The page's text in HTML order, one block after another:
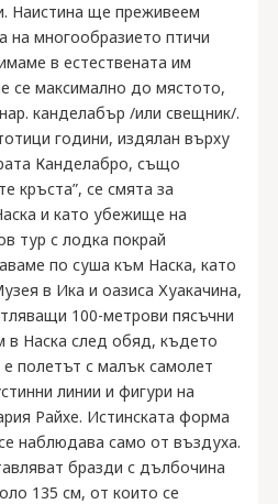
Наистина ще преживеем
на многообразието птичи
в естествената им
се максимално до мястото,
канделабър /или свещник/.
години, издялан върху
Канделабро, също
кръста”, се смята за
и като убежище на
тур с лодка покрай
по суша към Наска, като
в Ика и оазиса Хуакачина,
100-метрови пясъчни
Наска след обяд, където
полетът с малък самолет
линии и фигури на
Райхе. Истинската форма
наблюдава само от въздуха.
бразди с дълбочина
135 см, от които се